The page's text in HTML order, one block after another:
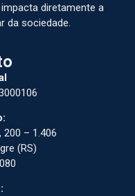
diretamente a
da sociedade.
200 – 1.406
(RS)